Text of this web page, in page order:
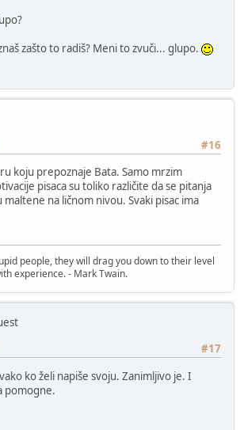
zašto to radiš? Meni to zvuči... glupo.
#16
koju prepoznaje Bata. Samo mrzim
pisaca su toliko različite da se pitanja
na ličnom nivou. Svaki pisac ima
people, they will drag you down to their level
experience. - Mark Twain.
#17
ko želi napiše svoju. Zanimljivo je. I
pomogne.